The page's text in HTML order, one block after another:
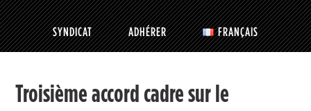
SYNDICAT ADHÉRER FRANÇAIS
Troisième accord cadre sur le